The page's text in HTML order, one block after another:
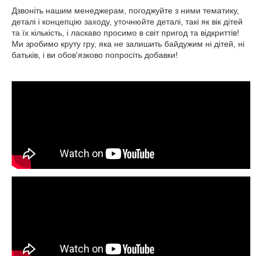
Дзвоніть нашим менеджерам, погоджуйте з ними тематику,
деталі і концепцію заходу, уточнюйте деталі, такі як вік дітей
та їх кількість, і ласкаво просимо в світ пригод та відкриттів!
Ми зробимо круту гру, яка не залишить байдужим ні дітей, ні
батьків, і ви обов'язково попросіть добавки!